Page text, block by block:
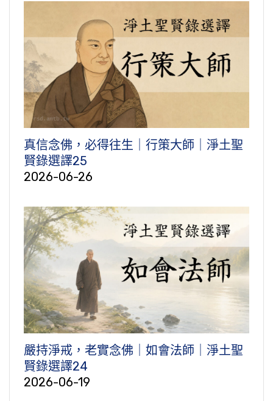
真信念佛，必得往生｜行策大師｜淨土聖
賢錄選譯25
2026-06-26
嚴持淨戒，老實念佛｜如會法師｜淨土聖
賢錄選譯24
2026-06-19